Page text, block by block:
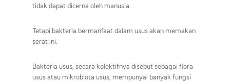
tidak dapat dicerna oleh manusia.
Tetapi bakteria bermanfaat dalam usus akan memakan
serat ini.
Bakteria usus, secara kolektifnya disebut sebagai flora
usus atau mikrobiota usus, mempunyai banyak fungsi